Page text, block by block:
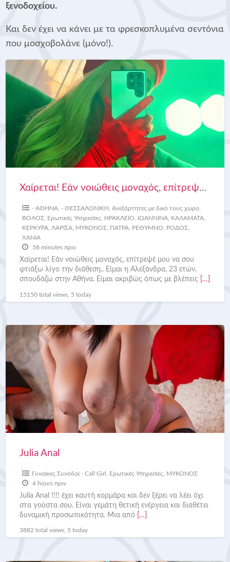
ξενοδοχείου.
Και δεν έχει να κάνει με τα φρεσκοπλυμένα σεντόνια
που μοσχοβολάνε (μόνο!).
Χαίρεται! Εάν νοιώθεις μοναχός, επίτρεψέ μου να σου φτιάξω λίγο την διάθεση..
- ΑΘΗΝΑ, - ΘΕΣΣΑΛΟΝΙΚΗ Ανεξάρτητες με δικό τους χώρο,
ΒΟΛΟΣ, Ερωτικές Υπηρεσίες ΗΡΑΚΛΕΙΟ ΙΩΑΝΝΙΝΑ, ΚΑΛΑΜΑΤΑ,
ΚΕΡΚΥΡΑ, ΛΑΡΙΣΑ, ΜΥΚΟΝΟΣ, ΠΑΤΡΑ, ΡΕΘΥΜΝΟ ΡΟΔΟΣ,
ΧΑΝΙΑ
58 minutes πριν
Χαίρεται! Εάν νοιώθεις μοναχός, επίτρεψέ μου να σου
φτιάξω λίγο την διάθεση.. Είμαι η Αλεξάνδρα, 23 ετών,
σπουδάζω στην Αθήνα. Είμαι ακριβώς όπως με βλέπεις
[…]
15150 total views, 5 today
Julia Anal
Γυναίκες Συνοδοί - Call Girl Ερωτικές Υπηρεσίες
ΜΥΚΟΝΟΣ
4 hours πριν
Julia Anal !!!! έχει καυτή κορμάρα και δεν ξέρει να λέει όχι
στα γούστα σου. Είναι γεμάτη θετική ενέργεια και διαθέτει
δυναμική προσωπικότητα. Μια από
[…]
3882 total views, 5 today